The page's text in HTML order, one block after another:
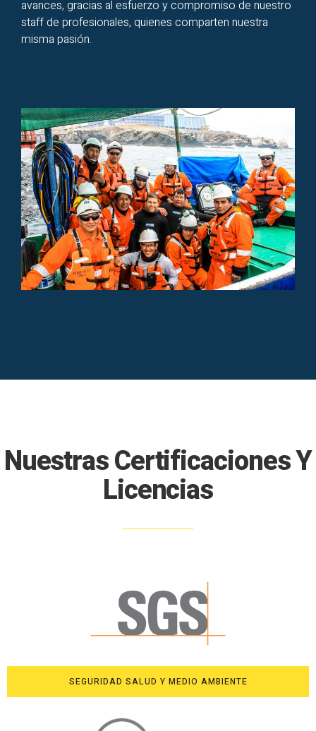
avances, gracias al esfuerzo y compromiso de nuestro
staff de profesionales, quienes comparten nuestra
misma pasión.
Nuestras Certificaciones Y
Licencias
SEGURIDAD SALUD Y MEDIO AMBIENTE